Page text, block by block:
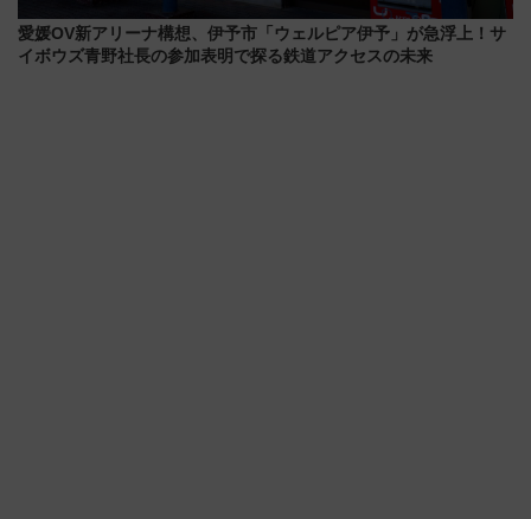
愛媛OV新アリーナ構想、伊予市「ウェルピア伊予」が急浮上！サ
イボウズ青野社長の参加表明で探る鉄道アクセスの未来